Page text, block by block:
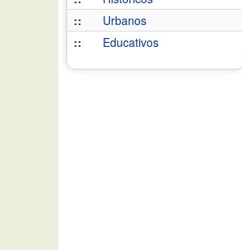
::
Urbanos
::
Educativos